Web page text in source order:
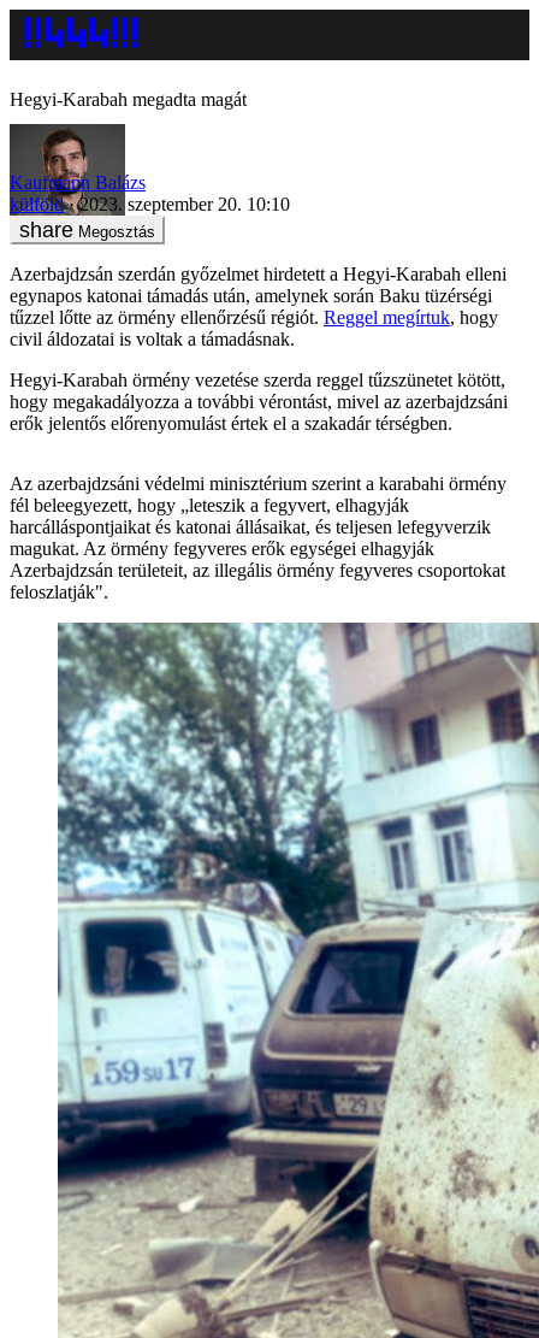
Hegyi-Karabah megadta magát
Kaufmann Balázs
külföld
2023. szeptember 20. 10:10
Megosztás
Azerbajdzsán szerdán győzelmet hirdetett a Hegyi-Karabah elleni
egynapos katonai támadás után, amelynek során Baku tüzérségi
tűzzel lőtte az örmény ellenőrzésű régiót. Reggel megírtuk, hogy
civil áldozatai is voltak a támadásnak.
Hegyi-Karabah örmény vezetése szerda reggel tűzszünetet kötött,
hogy megakadályozza a további vérontást, mivel az azerbajdzsáni
erők jelentős előrenyomulást értek el a szakadár térségben.
Az azerbajdzsáni védelmi minisztérium szerint a karabahi örmény
fél beleegyezett, hogy „leteszik a fegyvert, elhagyják
harcálláspontjaikat és katonai állásaikat, és teljesen lefegyverzik
magukat. Az örmény fegyveres erők egységei elhagyják
Azerbajdzsán területeit, az illegális örmény fegyveres csoportokat
feloszlatják".